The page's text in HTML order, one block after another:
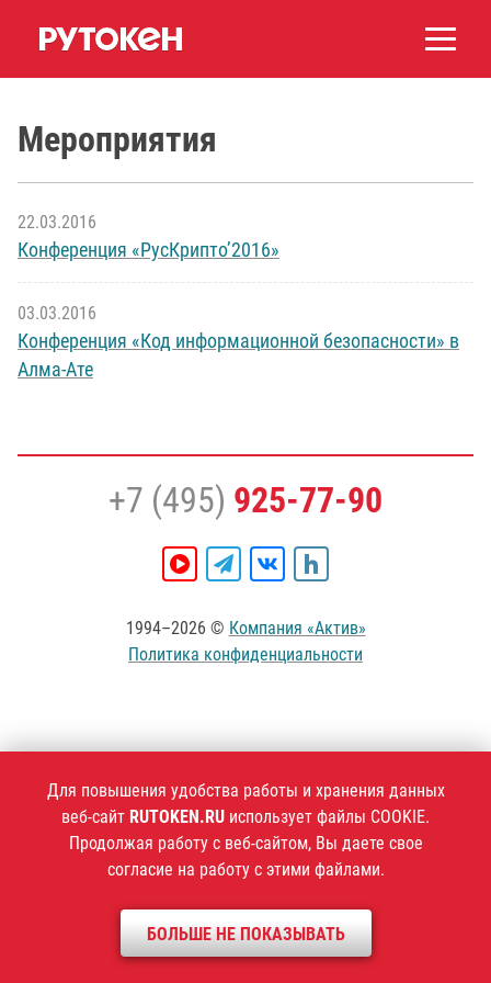
Мероприятия
22.03.2016
Конференция «РусКрипто’2016»
03.03.2016
Конференция «Код информационной безопасности» в
Алма-Ате
+7 (495) 925-77-90
1994–2026 © Компания «Актив»
Политика конфиденциальности
Для повышения удобства работы и хранения данных
веб-сайт RUTOKEN.RU использует файлы COOKIE.
Продолжая работу с веб-сайтом, Вы даете свое
согласие на работу с этими файлами.
БОЛЬШЕ НЕ ПОКАЗЫВАТЬ